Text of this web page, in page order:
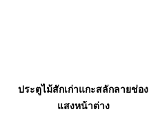
ประตูไม้สักเก่าแกะสลักลายช่อง
แสงหน้าต่าง